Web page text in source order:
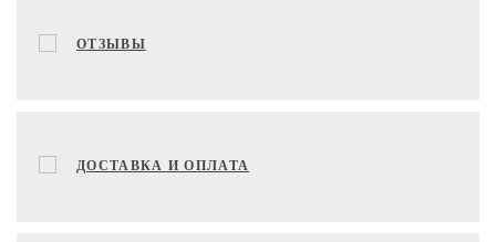
ОТЗЫВЫ
ДОСТАВКА И ОПЛАТА